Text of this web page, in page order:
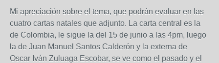
Mi apreciación sobre el tema, que podrán evaluar en las
cuatro cartas natales que adjunto. La carta central es la
de Colombia, le sigue la del 15 de junio a las 4pm, luego
la de Juan Manuel Santos Calderón y la externa de
Oscar Iván Zuluaga Escobar, se ve como el pasado y el